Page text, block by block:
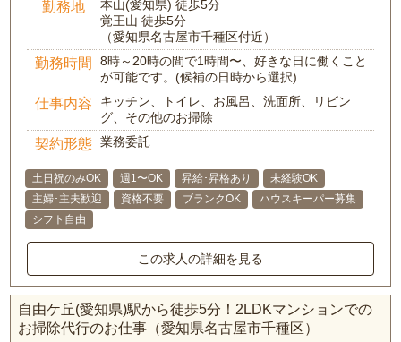
勤務地
本山(愛知県) 徒歩5分
覚王山 徒歩5分
（愛知県名古屋市千種区付近）
勤務時間
8時～20時の間で1時間〜、好きな日に働くこと
が可能です。(候補の日時から選択)
仕事内容
キッチン、トイレ、お風呂、洗面所、リビン
グ、その他のお掃除
契約形態 業務委託
土日祝のみOK 週1〜OK 昇給･昇格あり
未経験OK
主婦･主夫歓迎
資格不要 ブランクOK
ハウスキーパー募集
シフト自由
この求人の詳細を見る
自由ケ丘(愛知県)駅から徒歩5分！2LDKマンションでの
お掃除代行のお仕事（愛知県名古屋市千種区）